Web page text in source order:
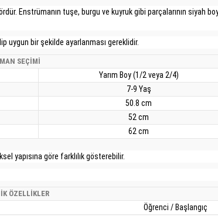
Enstrümanın tuşe, burgu ve kuyruk gibi parçalarının siyah
uygun bir şekilde ayarlanması gereklidir.
SEÇİMİ
Yarım Boy (1/2 veya 2/4)
7-9 Yaş
50.8 cm
52 cm
62 cm
yapısına göre farklılık gösterebilir.
ÖZELLİKLER
Öğrenci / Başlangıç